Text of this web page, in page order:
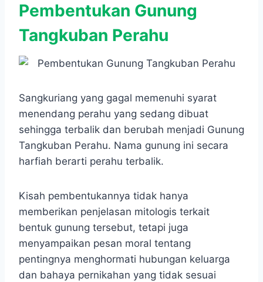
Pembentukan Gunung
Tangkuban Perahu
Sangkuriang yang gagal memenuhi syarat
menendang perahu yang sedang dibuat
sehingga terbalik dan berubah menjadi Gunung
Tangkuban Perahu. Nama gunung ini secara
harfiah berarti perahu terbalik.
Kisah pembentukannya tidak hanya
memberikan penjelasan mitologis terkait
bentuk gunung tersebut, tetapi juga
menyampaikan pesan moral tentang
pentingnya menghormati hubungan keluarga
dan bahaya pernikahan yang tidak sesuai